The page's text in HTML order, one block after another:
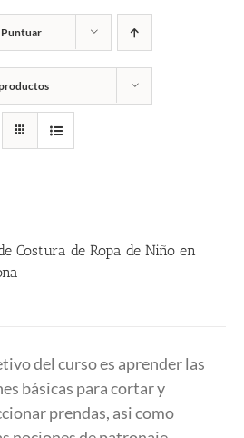
Puntuar
Costura de Ropa de Niño en
del curso es aprender las
básicas para cortar y
prendas, asi como